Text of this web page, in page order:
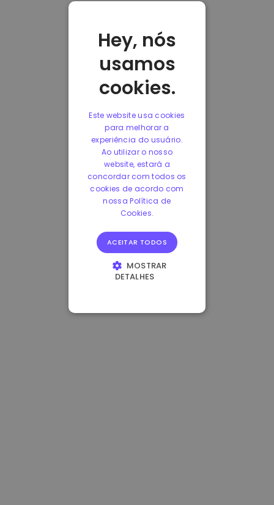
Hey, nós
usamos
cookies.
Este website usa cookies
para melhorar a
experiência do usuário.
Ao utilizar o nosso
website, estará a
concordar com todos os
cookies de acordo com
nossa Política de
Cookies.
ACEITAR TODOS
MOSTRAR
DETALHES